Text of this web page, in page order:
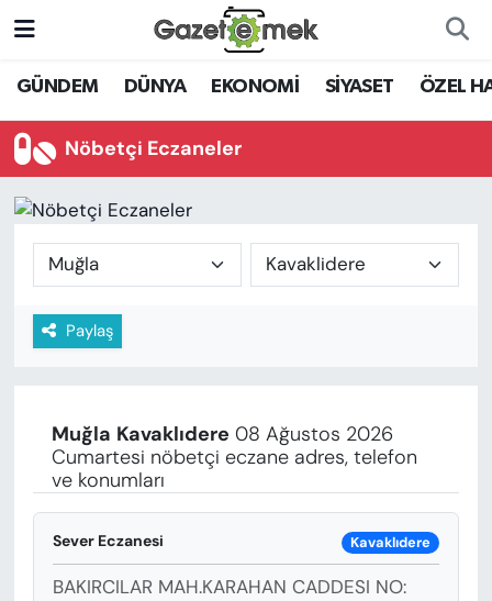
GÜNDEM DÜNYA EKONOMİ SİYASET ÖZEL
Nöbetçi Eczaneler
Paylaş
Muğla Kavaklıdere 08 Ağustos 2026
Cumartesi nöbetçi eczane adres, telefon
ve konumları
Sever Eczanesi Kavaklıdere
BAKIRCILAR MAH.KARAHAN CADDESI NO:
DÜNYA
EKONOMİ
YENİ MEDYADA EMEK
GAZETECİLİĞİNİ GELİŞTİRMEK
FAYDALI BİLGİLER
EĞİTİM
SAĞLIK
Nöbetçi Eczaneler
Hava Durumu
Trafik Durumu
Son Dakika Haberleri
Haber Arşivi